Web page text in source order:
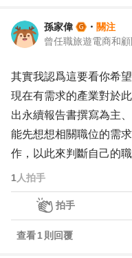
孫家偉 ・ 關注
其實我認爲這要看你希
現在有需求的產業對於
出永續報告書撰寫為主
能先想想相關職位的需
作，以此來判斷自己的職
1 人拍手
拍手
查看1 則回覆